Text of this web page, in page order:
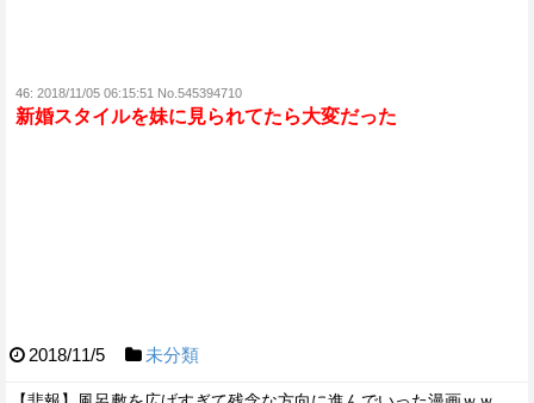
46: 2018/11/05 06:15:51 No.545394710
新婚スタイルを妹に見られてたら大変だった
2018/11/5 未分類